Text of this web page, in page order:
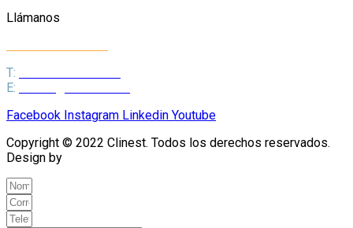
Llámanos
T:
E:
Facebook Instagram Linkedin Youtube
Copyright © 2022 Clinest. Todos los derechos reservados.
Design by